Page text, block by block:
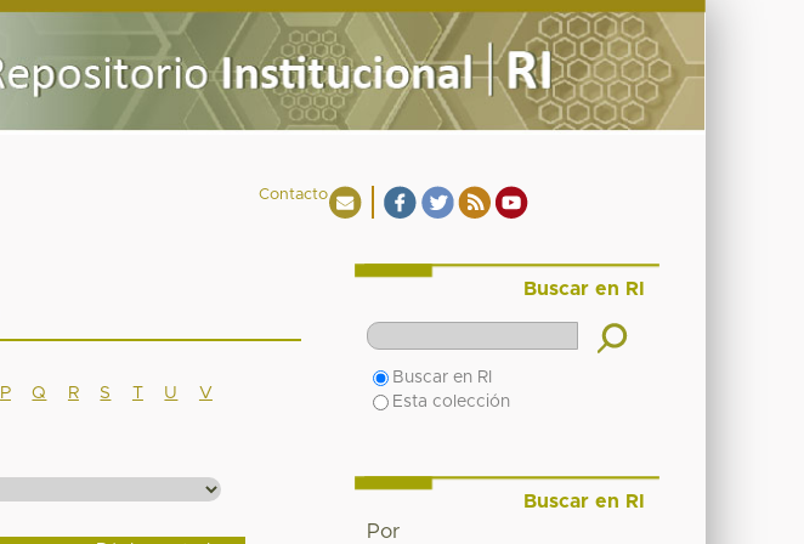
Contacto
P Q R S T U
V
Buscar en RI
Buscar en RI
Esta colección
Buscar en RI
Por